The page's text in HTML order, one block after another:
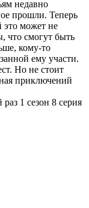
недавно
прошли. Теперь
это может не
что смогут быть
кому-то
ему участи.
Но не стоит
приключений
1 сезон 8 серия